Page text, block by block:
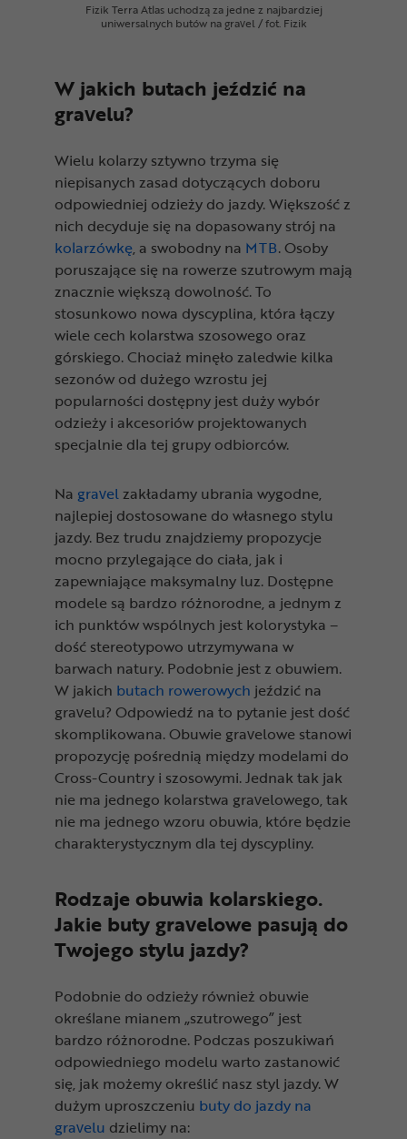
Fizik Terra Atlas uchodzą za jedne z najbardziej
uniwersalnych butów na gravel / fot. Fizik
W jakich butach jeździć na
gravelu?
Wielu kolarzy sztywno trzyma się
niepisanych zasad dotyczących doboru
odpowiedniej odzieży do jazdy. Większość z
nich decyduje się na dopasowany strój na
kolarzówkę, a swobodny na MTB. Osoby
poruszające się na rowerze szutrowym mają
znacznie większą dowolność. To
stosunkowo nowa dyscyplina, która łączy
wiele cech kolarstwa szosowego oraz
górskiego. Chociaż minęło zaledwie kilka
sezonów od dużego wzrostu jej
popularności dostępny jest duży wybór
odzieży i akcesoriów projektowanych
specjalnie dla tej grupy odbiorców.
Na gravel zakładamy ubrania wygodne,
najlepiej dostosowane do własnego stylu
jazdy. Bez trudu znajdziemy propozycje
mocno przylegające do ciała, jak i
zapewniające maksymalny luz. Dostępne
modele są bardzo różnorodne, a jednym z
ich punktów wspólnych jest kolorystyka –
dość stereotypowo utrzymywana w
barwach natury. Podobnie jest z obuwiem.
W jakich butach rowerowych jeździć na
gravelu? Odpowiedź na to pytanie jest dość
skomplikowana. Obuwie gravelowe stanowi
propozycję pośrednią między modelami do
Cross-Country i szosowymi. Jednak tak jak
nie ma jednego kolarstwa gravelowego, tak
nie ma jednego wzoru obuwia, które będzie
charakterystycznym dla tej dyscypliny.
Rodzaje obuwia kolarskiego.
Jakie buty gravelowe pasują do
Twojego stylu jazdy?
Podobnie do odzieży również obuwie
określane mianem „szutrowego” jest
bardzo różnorodne. Podczas poszukiwań
odpowiedniego modelu warto zastanowić
się, jak możemy określić nasz styl jazdy. W
dużym uproszczeniu buty do jazdy na
gravelu dzielimy na: